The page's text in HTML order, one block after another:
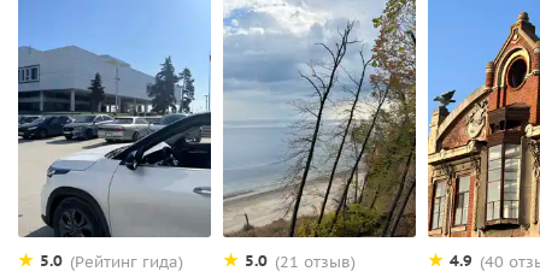
5.0 (Рейтинг гида) 5.0 (21 отзыв) 4.9 (40